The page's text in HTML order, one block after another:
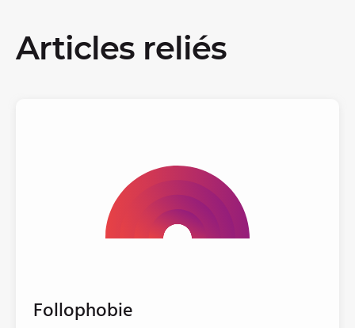
Articles reliés
Follophobie